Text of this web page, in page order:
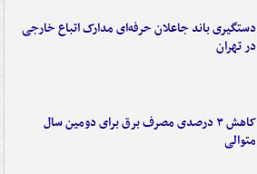
دستگیری باند جاعلان حرفه‌ای مدارک اتباع خارجی
در تهران
کاهش ۳ درصدی مصرف برق برای دومین سال
متوالی